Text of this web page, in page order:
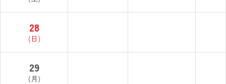
28
(日)
29
(月)